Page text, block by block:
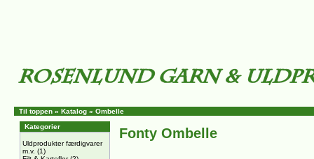
Til toppen » Katalog » Ombelle
Kategorier
Uldprodukter færdigvarer
m.v. (1)
Fonty Ombelle